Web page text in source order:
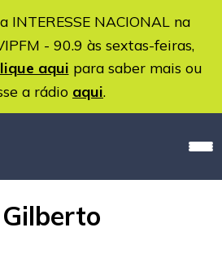
INTERESSE NACIONAL na
- 90.9 às sextas-feiras,
aqui para saber mais ou
a rádio aqui.